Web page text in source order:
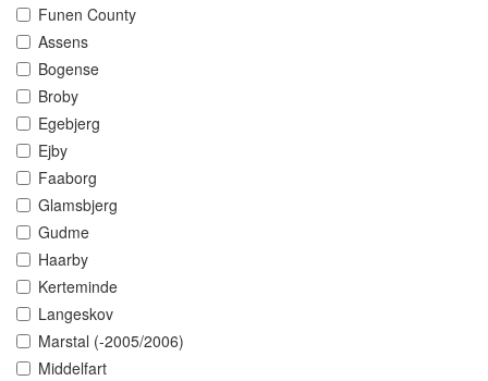
Funen County
Assens
Bogense
Broby
Egebjerg
Ejby
Faaborg
Glamsbjerg
Gudme
Haarby
Kerteminde
Langeskov
Marstal (-2005/2006)
Middelfart